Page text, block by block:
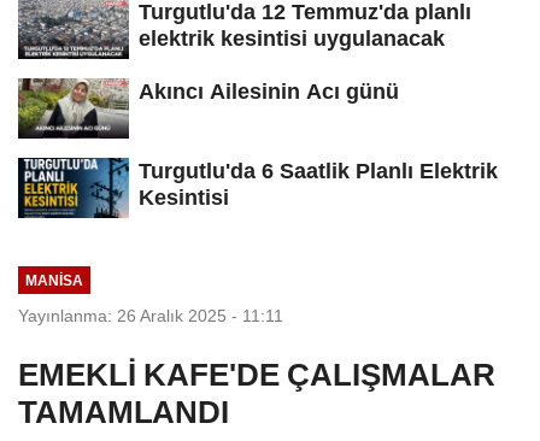
Turgutlu'da 12 Temmuz'da planlı
elektrik kesintisi uygulanacak
Akıncı Ailesinin Acı günü
Turgutlu'da 6 Saatlik Planlı Elektrik
Kesintisi
MANİSA
Yayınlanma: 26 Aralık 2025 - 11:11
EMEKLİ KAFE'DE ÇALIŞMALAR
TAMAMLANDI